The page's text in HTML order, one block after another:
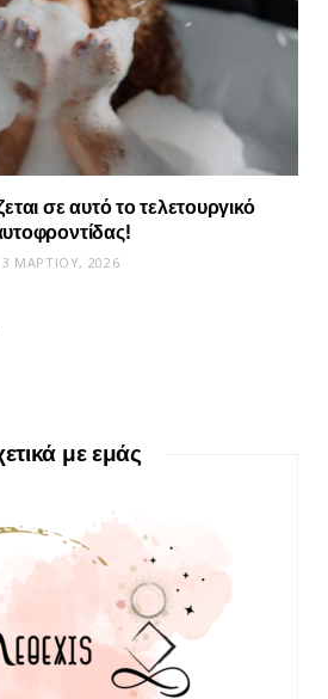
σε αυτό το τελετουργικό
3 ΜΑΡΤΊΟΥ, 2026
με εμάς